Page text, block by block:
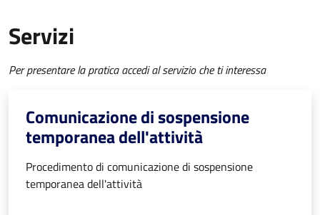
Servizi
Per presentare la pratica accedi al servizio che ti interessa
Comunicazione di sospensione
temporanea dell'attività
Procedimento di comunicazione di sospensione
temporanea dell'attività